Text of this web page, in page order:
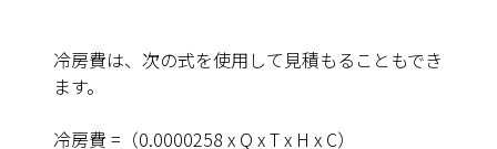
冷房費は、次の式を使用して見積もることもでき
ます。
冷房費 =（0.0000258 x Q x T x H x C）